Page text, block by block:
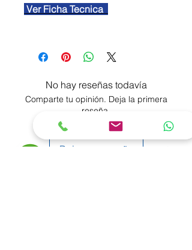
Ver Ficha Tecnica
No hay reseñas todavía
Comparte tu opinión. Deja la primera
reseña.
Dejar una reseña